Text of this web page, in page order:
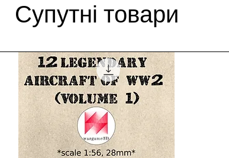
Супутні товари